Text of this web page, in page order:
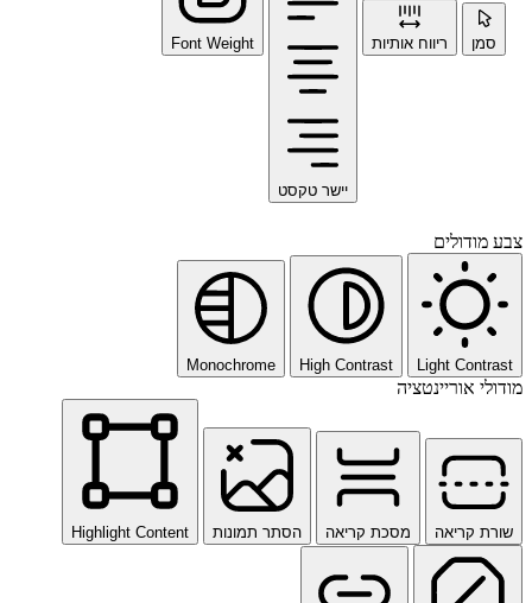
סמן ריווח אותיות
יישר טקסט
Font Weight
צבע מודולים
Light Contrast
High Contrast
Monochrome
מודולי אוריינטציה
שורת קריאה מסכת קריאה הסתר תמונות Highlight Content